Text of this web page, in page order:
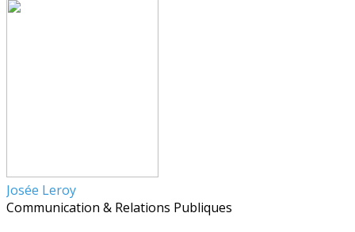
Josée Leroy
Communication & Relations Publiques